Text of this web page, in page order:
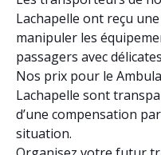
Lachapelle ont reçu
manipuler les
passagers avec
Nos prix pour le
Lachapelle sont
d’une compensation
situation.